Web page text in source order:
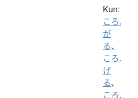
Kun:
ころ.
が
る、
ころ.
げ
る、
ころ.